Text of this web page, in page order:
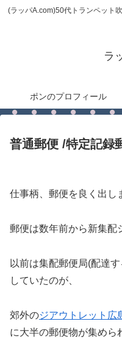
(ラッパA.com)50代トランペット
ラ
ポンのプロフィール
普通郵便 /特定記録
仕事柄、郵便を良く出し
郵便は数年前から新集配
以前は集配郵便局(配達
していたのが、
郊外のジアウトレット広
に大半の郵便物が集めら